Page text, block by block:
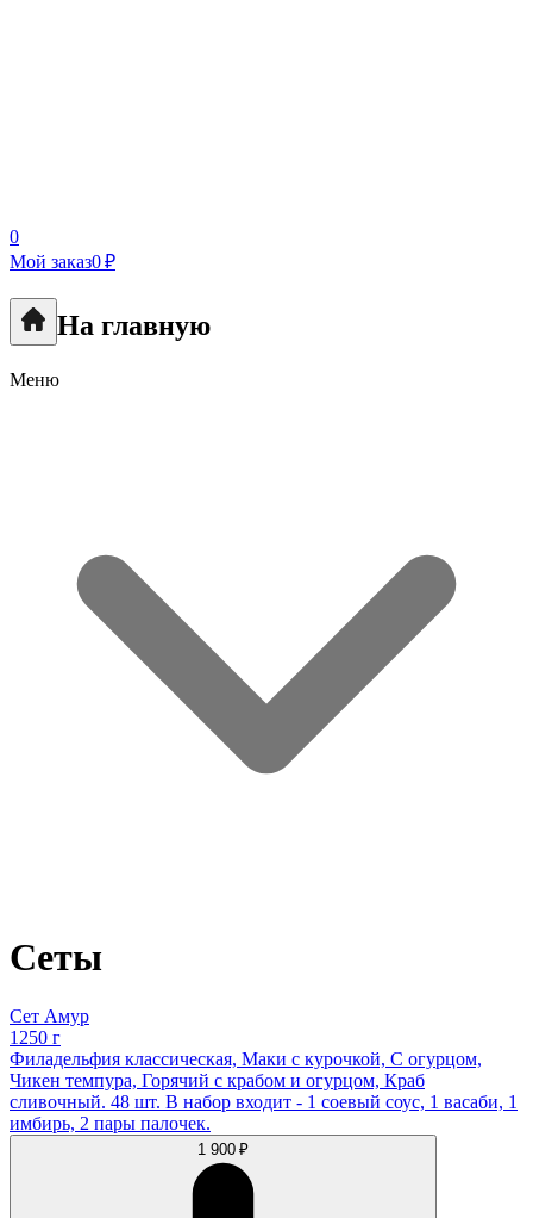
0
Мой заказ0 ₽
На главную
Меню
Сеты
Сет Амур
1250 г
Филадельфия классическая, Маки с курочкой, С огурцом,
Чикен темпура, Горячий с крабом и огурцом, Краб
сливочный. 48 шт. В набор входит - 1 соевый соус, 1 васаби, 1
имбирь, 2 пары палочек.
1 900 ₽